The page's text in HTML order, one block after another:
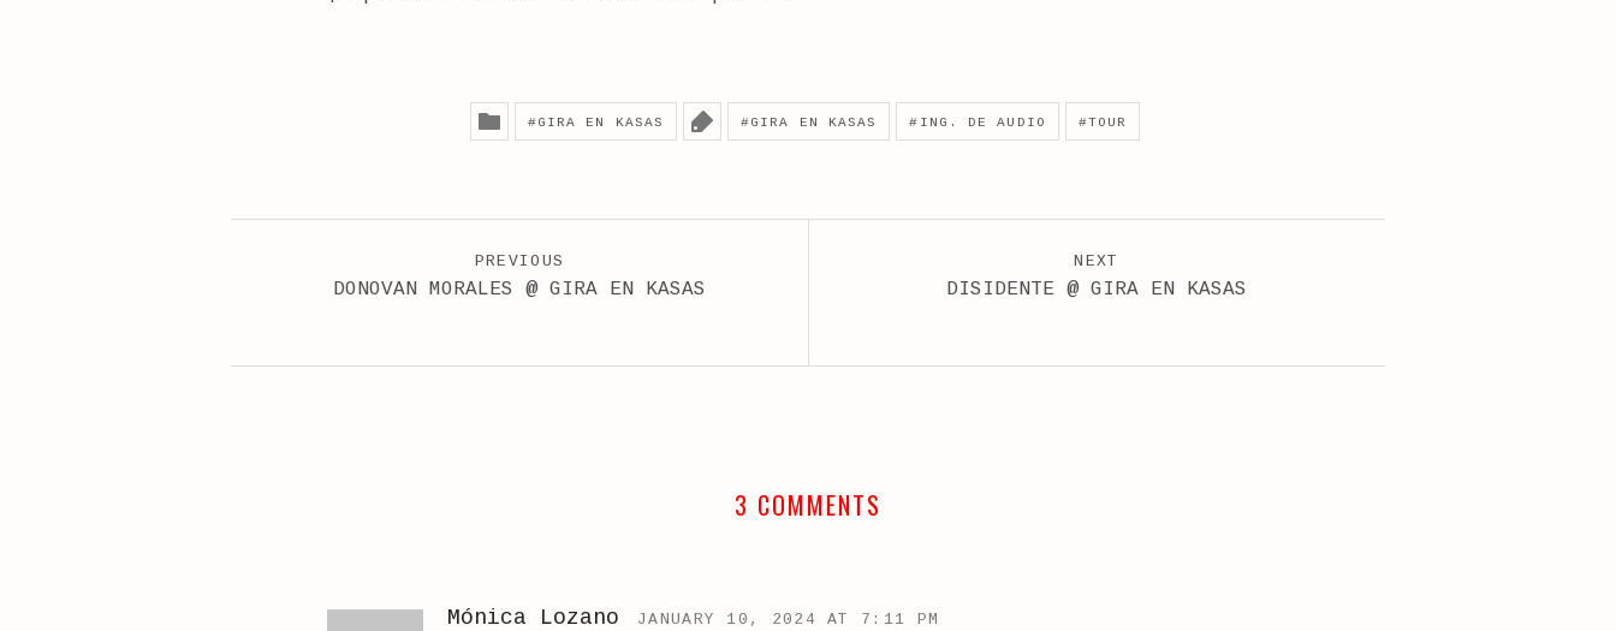
GIRA EN KASAS GIRA EN KASAS ING. DE AUDIO TOUR
PREVIOUS
DONOVAN MORALES @ GIRA EN KASAS
NEXT
DISIDENTE @ GIRA EN KASAS
3 COMMENTS
Mónica Lozano JANUARY 10, 2024 AT 7:11 PM